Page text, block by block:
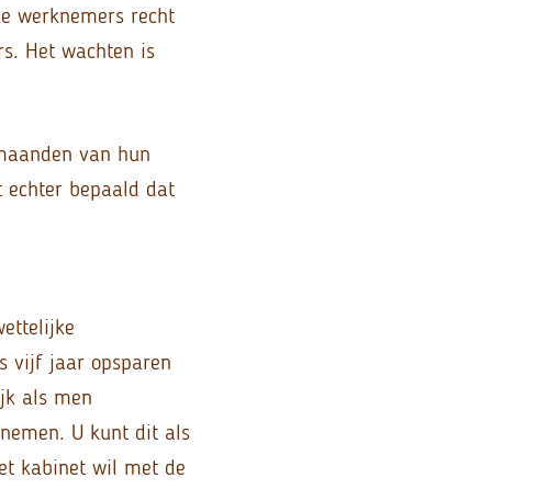
werknemers recht
Het wachten is
van hun
echter bepaald dat
vijf jaar opsparen
als men
U kunt dit als
kabinet wil met de